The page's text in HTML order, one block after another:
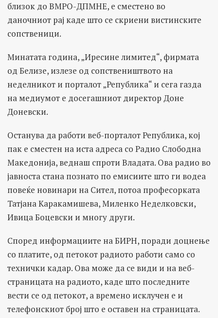
близок до ВМРО-ДПМНЕ, е сместено во
даночниот рај каде што се скриени вистинските
сопственици.
Минатата година, „Иресине лимитед“, фирмата
од Белизе, излезе од сопствеништвото на
неделникот и порталот „Република“ и сега газда
на медиумот е досегашниот директор Доне
Доневски.
Останува да работи веб-порталот Република, кој
пак е сместен на иста адреса со Радио Слободна
Македонија, веднаш спроти Владата. Ова радио во
јавноста стана познато по емисиите што ги водеа
повеќе новинари на Сител, потоа професорката
Татјана Каракамишева, Миленко Неделковски,
Ивица Боцевски и многу други.
Според информациите на БИРН, поради доцнење
со платите, од петокот радиото работи само со
технички кадар. Ова може да се види и на веб-
страницата на радиото, каде што последните
вести се од петокот, а времено исклучен е и
телефонскиот број што е оставен на страницата.